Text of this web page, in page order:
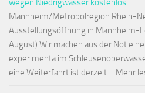
wegen Niedrigwasser kostenlos
Mannheim/Metropolregion Rhein-
Ausstellungsöffnung in Mannheim-
August) Wir machen aus der Not
experimenta im
eine Weiterfahrt ist derzeit ... Mehr